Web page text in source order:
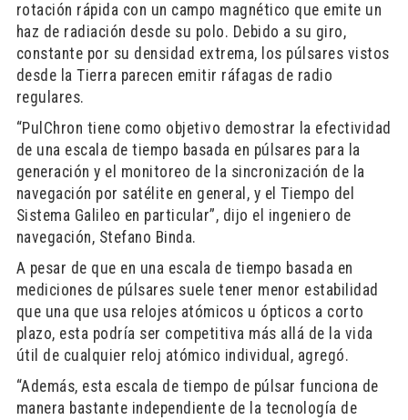
rotación rápida con un campo magnético que emite un
haz de radiación desde su polo. Debido a su giro,
constante por su densidad extrema, los púlsares vistos
desde la Tierra parecen emitir ráfagas de radio
regulares.
“PulChron tiene como objetivo demostrar la efectividad
de una escala de tiempo basada en púlsares para la
generación y el monitoreo de la sincronización de la
navegación por satélite en general, y el Tiempo del
Sistema Galileo en particular”, dijo el ingeniero de
navegación, Stefano Binda.
A pesar de que en una escala de tiempo basada en
mediciones de púlsares suele tener menor estabilidad
que una que usa relojes atómicos u ópticos a corto
plazo, esta podría ser competitiva más allá de la vida
útil de cualquier reloj atómico individual, agregó.
“Además, esta escala de tiempo de púlsar funciona de
manera bastante independiente de la tecnología de